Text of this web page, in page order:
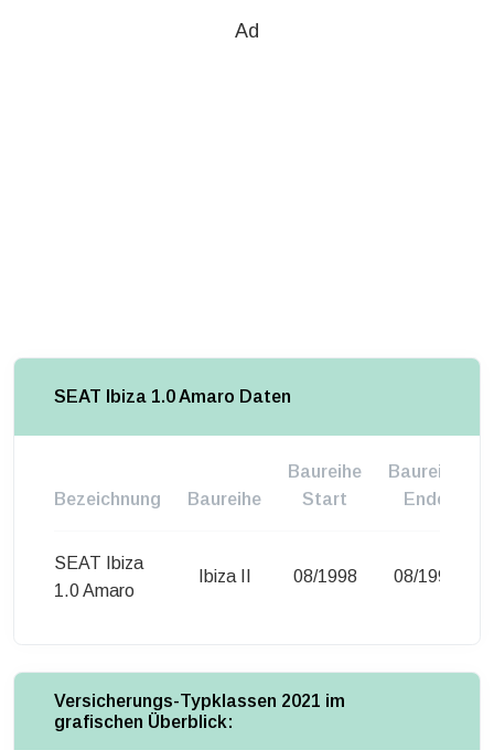
Ad
SEAT Ibiza 1.0 Amaro Daten
Bezeichnung Baureihe
Baureihe
Start
Baureihe
Ende
SEAT Ibiza
1.0 Amaro
Ibiza II 08/1998 08/1999
Versicherungs-Typklassen 2021 im
grafischen Überblick: